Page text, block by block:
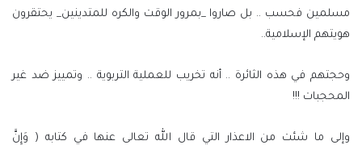
مسلمين فحسب .. بل صاروا _بمرور الوقت والكره للمتدينين_ يحتقرون
هويتهم الإسلامية..
وحجتهم في هذه الثائرة .. أنه تخريب للعملية التربوية .. وتمييز ضد غير
المحجبات !!!
وإلى ما شئت من الاعذار التي قال الله تعالى عنها في كتابه ( وَإِنَّ